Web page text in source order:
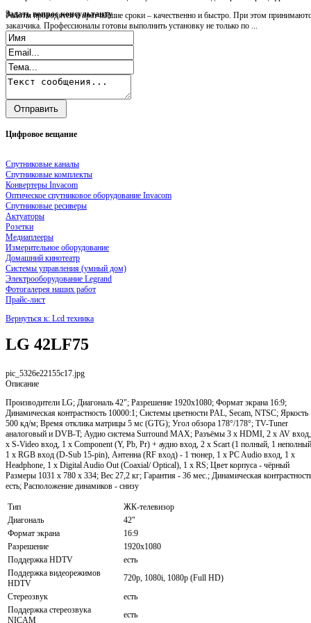
Работы проводятся в кратчайшие сроки – качественно и быстро. При этом
заказчика. Профессионалы готовы выполнить установку не только по ...
Задатьвопрос консультанту
Цифровое вещание
Спутниковые каналы
Спутниковые комплекты
Конвертеры Invacom
Оптическое спутниковое оборудование Invacom
Спутниковые ресиверы
Актуаторы
Розетки
Медиаплееры
Измерительное оборудование
Домашний кинотеатр
Системы управления (умный дом)
Электрооборудование Legrand
Фотогалерея наших работ
Прайс-лист
Вернуться к: Lcd техника
LG 42LF75
pic_5326e22155c17.jpg
Описание
Производители LG; Диагональ 42"; Разрешение 1920x1080; Формат экрана 16:9;
Динамическая контрастность 10000:1; Системы цветности PAL, Secam, NTSC; Яркость
500 кд/м; Время отклика матрицы 5 мс (GTG); Угол обзора 178°/178°; TV-Tuner
аналоговый и DVB-T; Аудио система Surround MAX; Разъёмы 3 х HDMI, 2 х AV
х S-Video вход, 1 x Component (Y, Pb, Pr) + аудио вход, 2 х Scart (1 полный, 1
1 х RGB вход (D-Sub 15-pin), Антенна (RF вход) - 1 тюнер, 1 х PC Audio вход, 1 x
Headphone, 1 x Digital Audio Out (Coaxial/ Optical), 1 х RS; Цвет корпуса - чёрный
Размеры 1031 x 780 x 334; Вес 27,2 кг; Гарантия - 36 мес.; Динамическая
есть; Расположение динамиков - снизу
Тип
ЖК-телевизор
Диагональ
42"
Формат экрана
16:9
Разрешение
1920x1080
Поддержка HDTV
есть
Поддержка видеорежимов
HDTV
720p, 1080i, 1080p (Full HD)
Стереозвук
есть
Поддержка стереозвука
NICAM
есть